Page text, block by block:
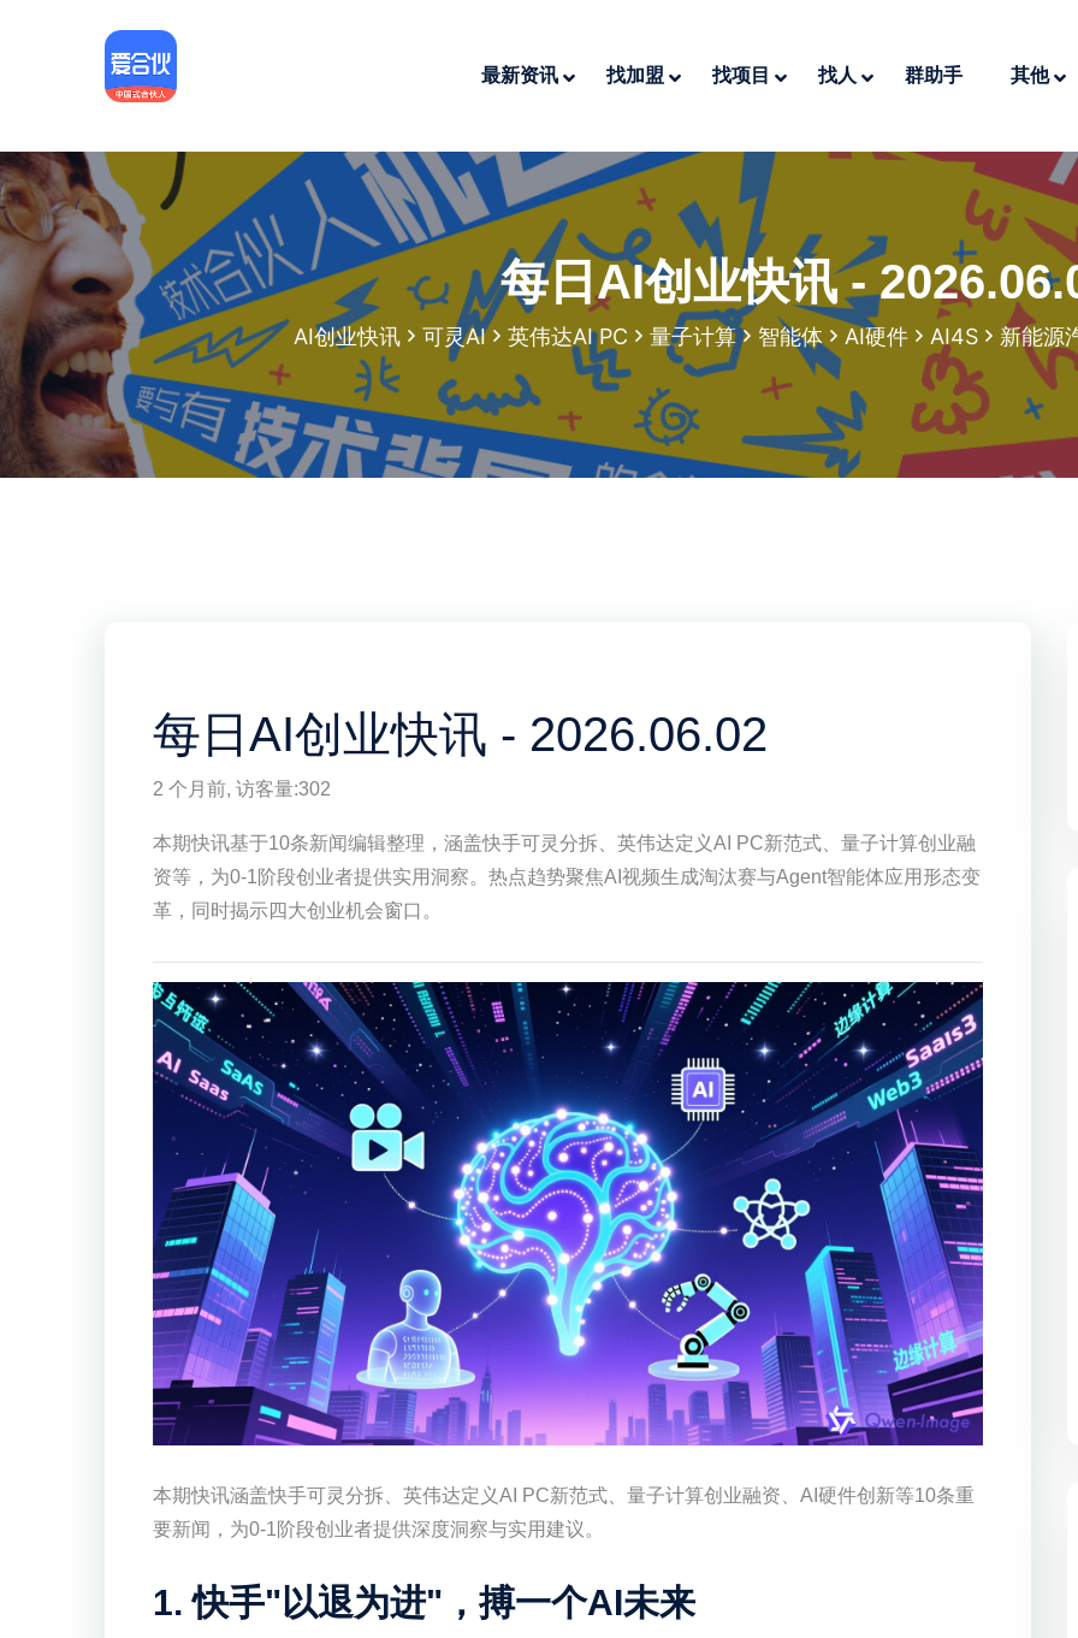
最新资讯 找加盟 找项目 找人 群助手 其他
每日AI创业快讯 -
AI创业快讯 可灵AI 英伟达AI PC 量子计算 智能体 AI硬件 AI4S 新能源
每日AI创业快讯 - 2026.06.02
2 个月前, 访客量:302
本期快讯基于10条新闻编辑整理，涵盖快手可灵分拆、英伟达定义AI PC新范式、量子计算创业融
资等，为0-1阶段创业者提供实用洞察。热点趋势聚焦AI视频生成淘汰赛与Agent智能体应用形态变
革，同时揭示四大创业机会窗口。
本期快讯涵盖快手可灵分拆、英伟达定义AI PC新范式、量子计算创业融资、AI硬件创新等10条重
要新闻，为0-1阶段创业者提供深度洞察与实用建议。
1. 快手"以退为进"，搏一个AI未来